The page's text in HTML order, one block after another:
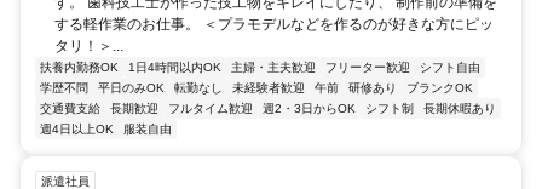
する軽作業のお仕事。 ＜プラモデルなどを作るのが好きな方にピッ
タリ！＞...
扶養内勤務OK 1日4時間以内OK 主婦・主夫歓迎 フリーター歓迎
シフト自由
学歴不問
平日のみOK 転勤なし 未経験者歓迎 午前 研修あり
ブランクOK
交通費支給
長期歓迎 フルタイム歓迎 週2・3日からOK シフト制
長期休暇あり
週4日以上OK
服装自由
派遣社員